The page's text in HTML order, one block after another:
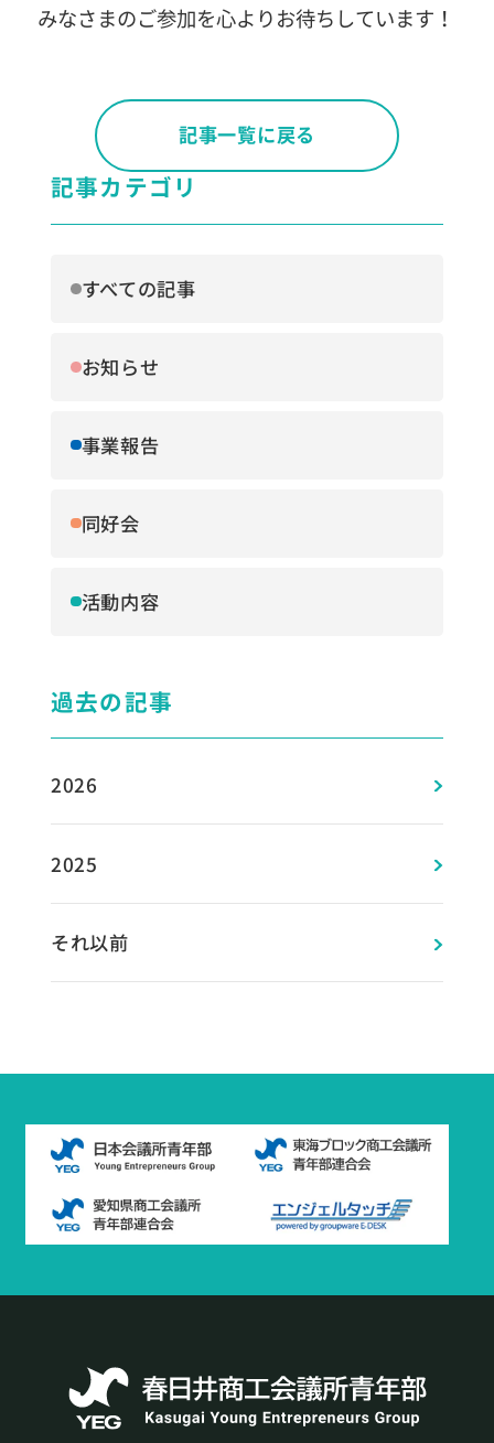
みなさまのご参加を心よりお待ちしています！
記事一覧に戻る
記事カテゴリ
すべての記事
お知らせ
事業報告
同好会
活動内容
過去の記事
2026
2025
それ以前